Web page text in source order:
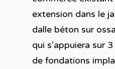
extension dans le
dalle béton sur
qui s’appuiera sur
de fondations